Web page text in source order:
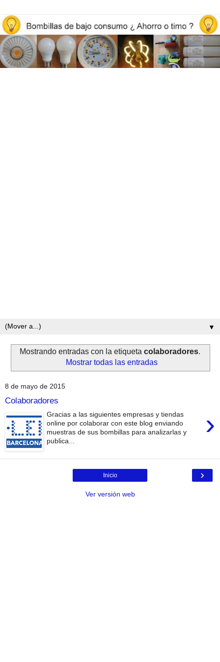
▼
Mostrando entradas con la etiqueta colaboradores.
Mostrar todas las entradas
8 de mayo de 2015
Colaboradores
›
Gracias a las siguientes empresas y tiendas
online por colaborar con este blog enviando
muestras de sus bombillas para analizarlas y
publica...
›
Inicio
Ver versión web